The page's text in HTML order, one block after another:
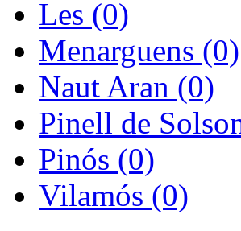
Les (0)
Menarguens (0)
Naut Aran (0)
Pinell de
Pinós (0)
Vilamós (0)